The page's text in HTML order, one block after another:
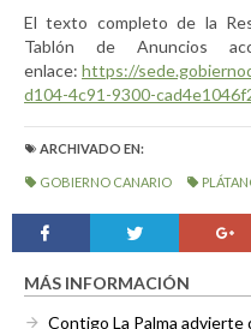
El texto completo de la
Tablón de Anuncios
enlace: https://
d104-4c91-9300-
ARCHIVADO EN:
GOBIERNO CANARIO
MÁS INFORMACIÓN
Contigo La Palma advierte